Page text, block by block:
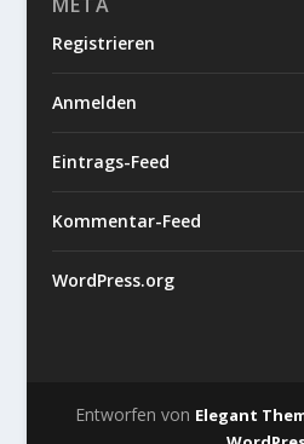
Registrieren
Anmelden
Eintrags-Feed
Kommentar-Feed
WordPress.org
Entworfen von Elegant